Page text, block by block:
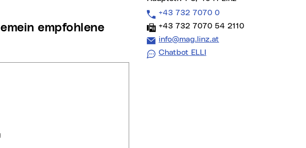
Telefon:
+43 732 7070 0
Fax:
+43 732 7070 54 2110
E-Mail Adresse:
info@mag.linz.at
Chatbot ELLI